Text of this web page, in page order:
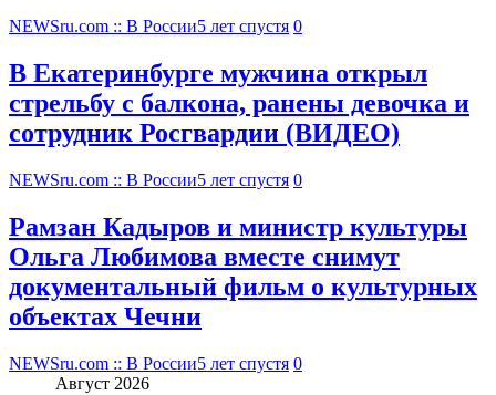
NEWSru.com :: В России5 лет спустя 0
В Екатеринбурге мужчина открыл
стрельбу с балкона, ранены девочка и
сотрудник Росгвардии (ВИДЕО)
NEWSru.com :: В России5 лет спустя 0
Рамзан Кадыров и министр культуры
Ольга Любимова вместе снимут
документальный фильм о культурных
объектах Чечни
NEWSru.com :: В России5 лет спустя 0
Август 2026